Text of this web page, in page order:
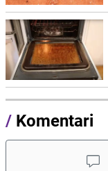
/ Komentari